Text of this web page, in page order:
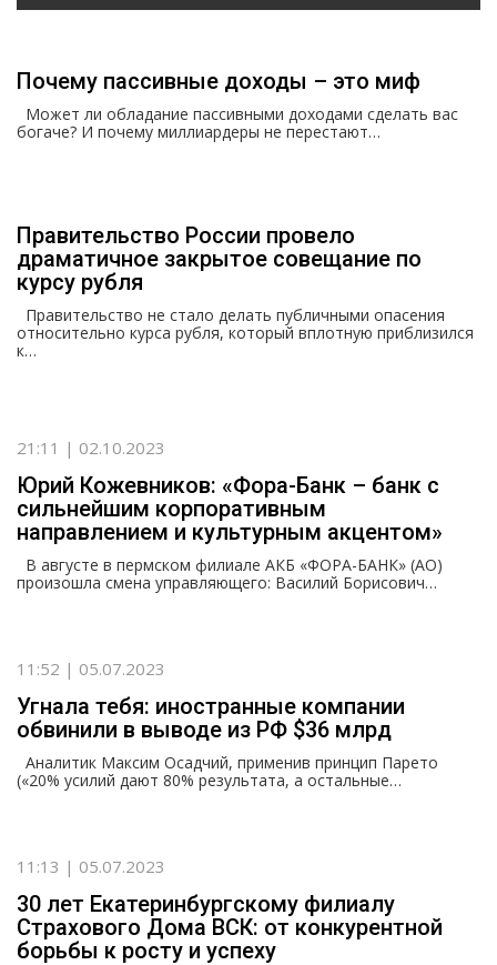
Почему пассивные доходы – это миф
Может ли обладание пассивными доходами сделать вас
богаче? И почему миллиардеры не перестают…
Правительство России провело
драматичное закрытое совещание по
курсу рубля
Правительство не стало делать публичными опасения
относительно курса рубля, который вплотную приблизился
к…
21:11 | 02.10.2023
Юрий Кожевников: «Фора-Банк – банк с
сильнейшим корпоративным
направлением и культурным акцентом»
В августе в пермском филиале АКБ «ФОРА-БАНК» (АО)
произошла смена управляющего: Василий Борисович…
11:52 | 05.07.2023
Угнала тебя: иностранные компании
обвинили в выводе из РФ $36 млрд
Аналитик Максим Осадчий, применив принцип Парето
(«20% усилий дают 80% результата, а остальные…
11:13 | 05.07.2023
30 лет Екатеринбургскому филиалу
Страхового Дома ВСК: от конкурентной
борьбы к росту и успеху